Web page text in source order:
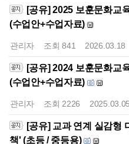
[공유] 2025 보훈문화교
(수업안+수업자료)
관리자 조회841 2026.03.18
[공유] 2024 보훈문화교
(수업안+수업자료)
관리자 조회 2226 2025.03.05
[공유] 교과 연계 실감형
책' (초등 / 중등용)